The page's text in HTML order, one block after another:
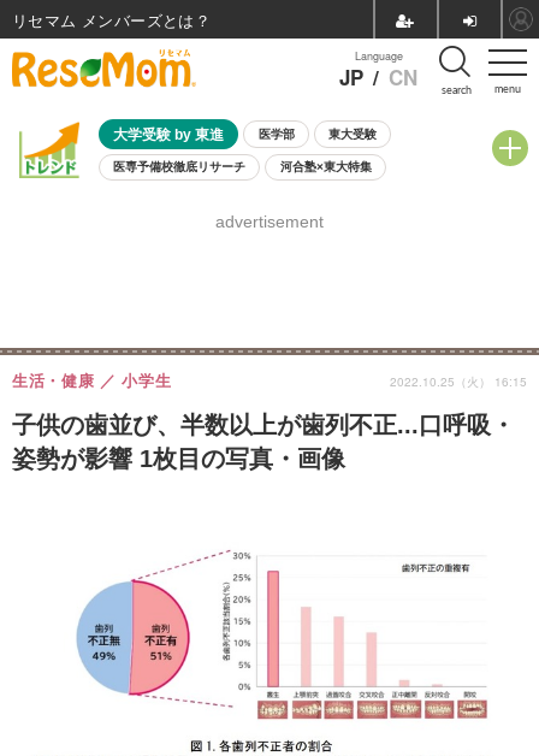
menu
Language
JP / CN search
大学受験 by 東進 医学部 東大受験
医専予備校徹底リサーチ 河合塾×東大特集
8月開催学校説明会・相談会
advertisement
子供の歯並び、半数以上が歯列不正...口呼吸・
姿勢が影響 1枚目の写真・画像
生活・健康 小学生 2022.10.25（火） 16:15
リセマム メンバーズ